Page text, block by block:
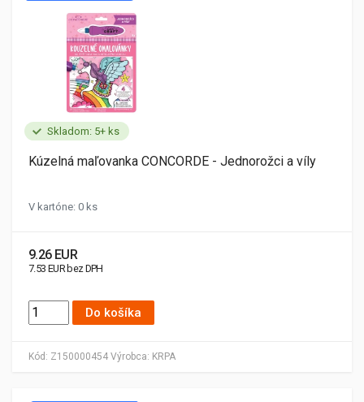
Skladom: 5+ ks
Kód: Z150000454 Výrobca: KRPA
Kúzelná maľovanka CONCORDE - Jednorožci a víly
V kartóne: 0 ks
9.26 EUR
7.53 EUR bez DPH
Do košíka